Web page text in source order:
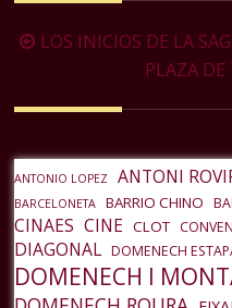
Navegación
la
LOS INICIOS DE LA
PLAZA
ANTONIO LOPEZ ANTONI
BARCELONETA BARRIO CHINO
CINAES CINE CLOT
DIAGONAL DOMENECH
DOMENECH I